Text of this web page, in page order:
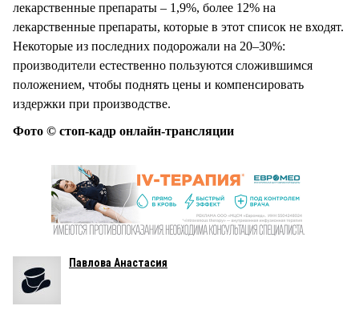
лекарственные препараты – 1,9%, более 12% на
лекарственные препараты, которые в этот список не входят.
Некоторые из последних подорожали на 20–30%:
производители естественно пользуются сложившимся
положением, чтобы поднять цены и компенсировать
издержки при производстве.
Фото © стоп-кадр онлайн-трансляции
Павлова Анастасия